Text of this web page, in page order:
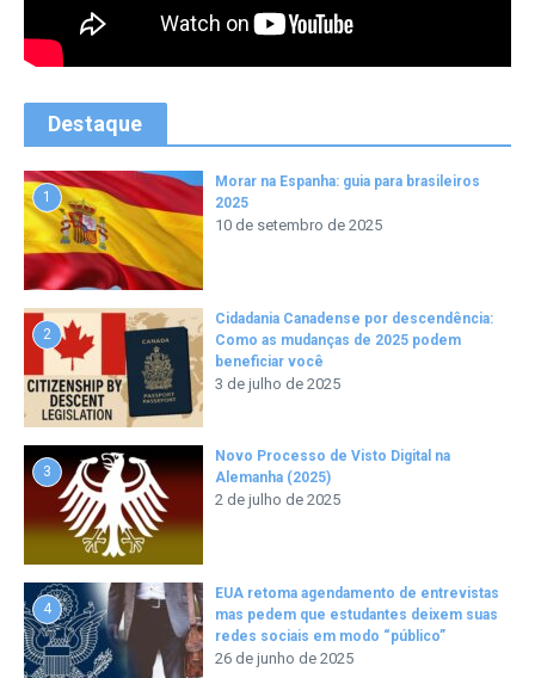
Destaque
1
Morar na Espanha: guia para brasileiros
2025
10 de setembro de 2025
2
Cidadania Canadense por descendência:
Como as mudanças de 2025 podem
beneficiar você
3 de julho de 2025
3
Novo Processo de Visto Digital na
Alemanha (2025)
2 de julho de 2025
4
EUA retoma agendamento de entrevistas
mas pedem que estudantes deixem suas
redes sociais em modo “público”
26 de junho de 2025